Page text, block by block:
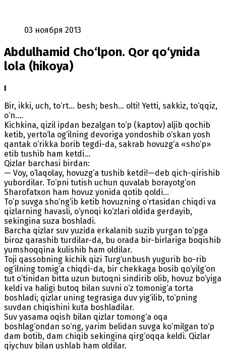
03 ноября 2013
Abdulhamid Cho‘lpon. Qor qo‘ynida
lola (hikoya)
I
Bir, ikki, uch, to‘rt... besh; besh... olti! Yetti, sakkiz, to‘qqiz,
o‘n....
Kichkina, qizil ipdan bezalgan to‘p (kaptov) aljib qochib
ketib, yerto‘la og‘ilning devoriga yondoshib o‘skan yosh
qantak o‘rikka borib tegdi-da, sakrab hovuzg‘a «sho‘p»
etib tushib ham ketdi...
Qizlar barchasi birdan:
— Voy, o‘laqolay, hovuzg‘a tushib ketdi!—deb qich-qirishib
yubordilar. To‘pni tutish uchun quvalab borayotg‘on
Sharofatxon ham hovuz yonida qotib qoldi...
To‘p suvga sho‘ng‘ib ketib hovuzning o‘rtasidan chiqdi va
qizlarning havasli, o‘ynoqi ko‘zlari oldida gerdayib,
sekingina suza boshladi.
Barcha qizlar suv yuzida erkalanib suzib yurgan to‘pga
biroz qarashib turdilar-da, bu orada bir-birlariga boqishib
yumshoqqina kulishib ham oldilar.
Toji qassobning kichik qizi Turg‘unbush yugurib bo-rib
og‘ilning tomig‘a chiqdi-da, bir chekkaga bosib qo‘yilg‘on
tut o‘tinidan bitta uzun butoqni sindirib olib, hovuz bo‘yiga
keldi va haligi butoq bilan suvni o‘z tomonig‘a torta
boshladi; qizlar uning tegrasiga duv yig‘ilib, to‘pning
suvdan chiqishini kuta boshladilar.
Suv yasama oqish bilan qizlar tomong‘a oqa
boshlag‘ondan so‘ng, yarim belidan suvga ko‘milgan to‘p
dam botib, dam chiqib sekingina qirg‘oqqa keldi. Qizlar
qiychuv bilan ushlab ham oldilar.